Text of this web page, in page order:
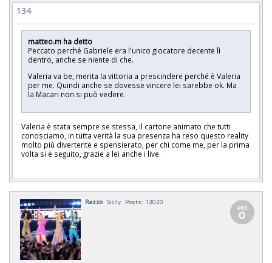
134
matteo.m ha detto
Peccato perché Gabriele era l'unico giocatore decente lì
dentro, anche se niente di che.
Valeria va be, merita la vittoria a prescindere perché è Valeria
per me. Quindi anche se dovesse vincere lei sarebbe ok. Ma
la Macari non si può vedere.
Valeria è stata sempre se stessa, il cartone animato che tutti
conosciamo, in tutta verità la sua presenza ha reso questo reality
molto più divertente e spensierato, per chi come me, per la prima
volta si è seguito, grazie a lei anche i live.
Razzo Sicily Posts: 13020